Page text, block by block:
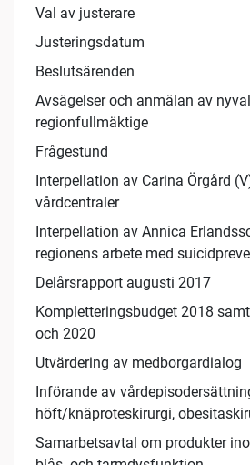
Val av justerare
Justeringsdatum
Beslutsärenden
Avsägelser och anmälan av
regionfullmäktige
Frågestund
Interpellation av Carina Örgård
vårdcentraler
Interpellation av Annica
regionens arbete med
Delårsrapport augusti 2017
Kompletteringsbudget 2018
och 2020
Utvärdering av medborgardialog
Införande av
höft/knäproteskirurgi,
Samarbetsavtal om produkter